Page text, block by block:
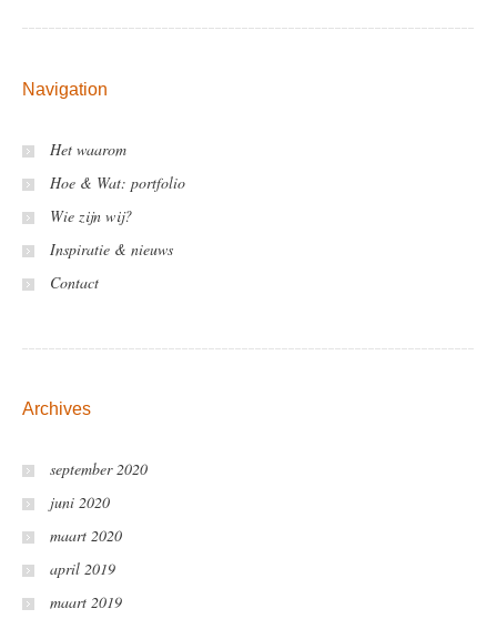
Navigation
Het waarom
Hoe & Wat: portfolio
Wie zijn wij?
Inspiratie & nieuws
Contact
Archives
september 2020
juni 2020
maart 2020
april 2019
maart 2019